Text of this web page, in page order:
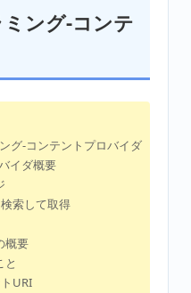
ング-コンテ
グ-コンテントプロバイダ
イダ概要
索して取得
概要
と
URI